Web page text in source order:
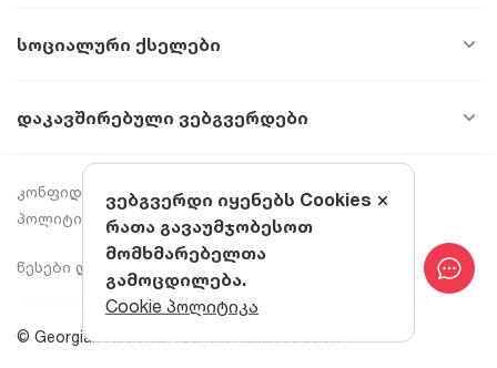
Სოციალური Ქსელები
Დაკავშირებული Ვებგვერდები
კონფიდენციალურობის
პოლიტიკა
Cookie პოლიტიკა
წესები და პირობები
© Georgian National Tourism Administration
ვებგვერდი იყენებს Cookies
რათა გავაუმჯობესოთ
მომხმარებელთა
გამოცდილება.
Cookie პოლიტიკა